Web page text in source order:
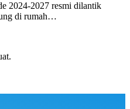
2024-2027 resmi dilantik
di rumah…